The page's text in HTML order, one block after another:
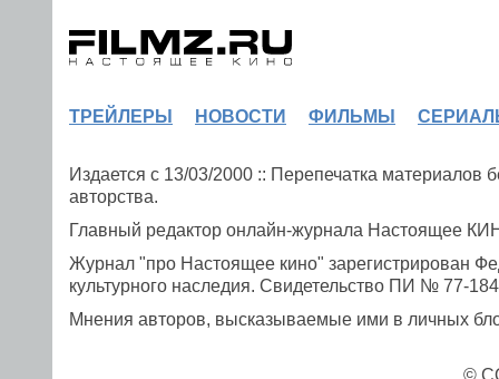
ТРЕЙЛЕРЫ НОВОСТИ ФИЛЬМЫ
Издается с 13/03/2000 :: Перепечатка
авторства.
Главный редактор онлайн-журнала Настоящее
Журнал "про Настоящее кино" зарегистрирован
культурного наследия. Свидетельство ПИ № 77-
Мнения авторов, высказываемые ими в личных
©